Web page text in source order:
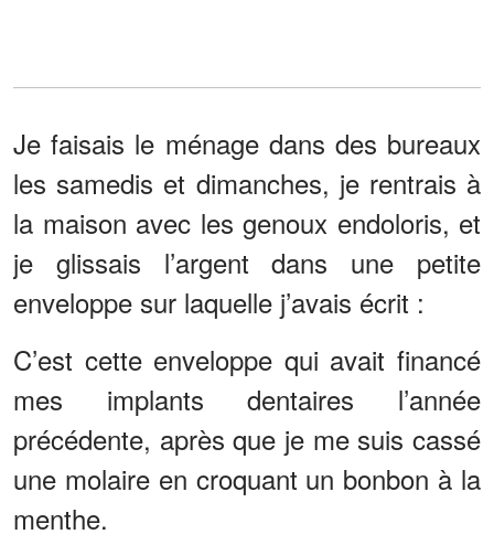
Je faisais le ménage dans des bureaux
les samedis et dimanches, je rentrais à
la maison avec les genoux endoloris, et
je glissais l’argent dans une petite
enveloppe sur laquelle j’avais écrit :
C’est cette enveloppe qui avait financé
mes implants dentaires l’année
précédente, après que je me suis cassé
une molaire en croquant un bonbon à la
menthe.